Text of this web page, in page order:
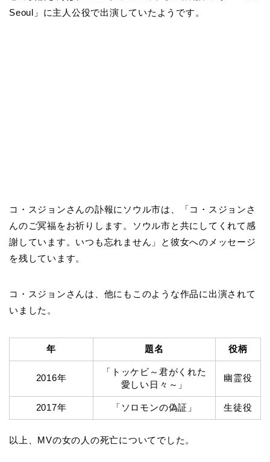
Seoul」に主人公役で出演していたようです。
コ・スジョンさんの訃報にソウル市は、「コ・スジョンさ
んのご冥福をお祈りします。ソウル市と共にしてくれて感
謝しています。いつも忘れません」と彼女へのメッセージ
を残しています。
コ・スジョンさんは、他にもこのような作品に出演されて
いました。
年 題名 役柄
2016年
「トッケビ～君がくれた
愛しい日々～」
幽霊役
2017年 「ソロモンの偽証」 生徒役
以上、MVの女の人の死亡についてでした。